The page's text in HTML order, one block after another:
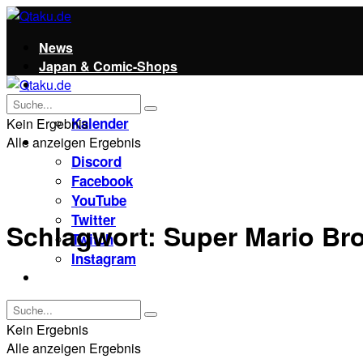
News
Japan & Comic-Shops
Qtaku
Kalender
Social
Discord
Facebook
YouTube
Twitter
Twitch
Instagram
Kein Ergebnis
Alle anzeigen Ergebnis
Kein Ergebnis
Alle anzeigen Ergebnis
Schlagwort: Super Mario